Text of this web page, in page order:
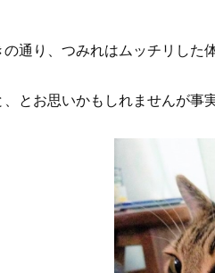
通り、つみれはムッチリした
とお思いかもしれませんが事